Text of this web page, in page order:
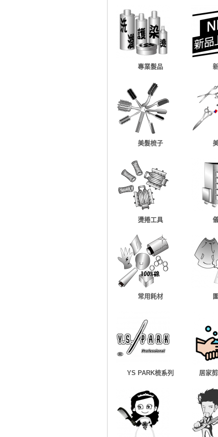
專業髮品
美髮梳子
燙捲工具
常用耗材
YS PARK梳系列 居家